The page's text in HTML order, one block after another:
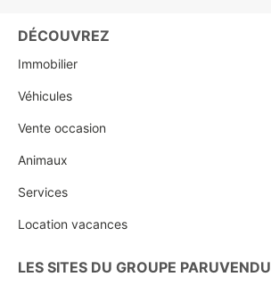
DÉCOUVREZ
Immobilier
Véhicules
Vente occasion
Animaux
Services
Location vacances
LES SITES DU GROUPE PARUVENDU